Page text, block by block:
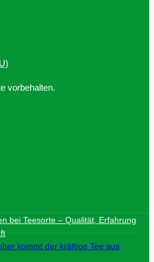
vorbehalten.
bei Teesorte – Qualität, Erfahrung
kommt der kräftige Tee aus